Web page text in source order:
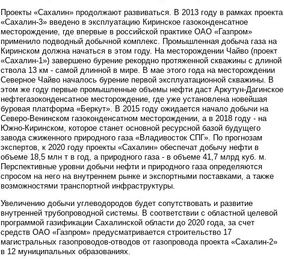
Проекты «Сахалин» продолжают развиваться. В 2013 году в рамках проекта
«Сахалин-3» введено в эксплуатацию Киринское газоконденсатное
месторождение, где впервые в российской практике ОАО «Газпром»
применило подводный добычной комплекс. Промышленная добыча газа на
Киринском должна начаться в этом году. На месторождении Чайво (проект
«Сахалин-1») завершено бурение рекордно протяженной скважины с длиной
ствола 13 км - самой длинной в мире. В мае этого года на месторождении
Северное Чайво началось бурение первой эксплуатационной скважины. В
этом же году первые промышленные объемы нефти даст Аркутун-Дагинское
нефтегазоконденсатное месторождение, где уже установлена новейшая
буровая платформа «Беркут». В 2015 году ожидается начало добычи на
Северо-Венинском газоконденсатном месторождении, а в 2018 году - на
Южно-Киринском, которое станет основной ресурсной базой будущего
завода сжиженного природного газа «Владивосток СПГ». По прогнозам
экспертов, к 2020 году проекты «Сахалин» обеспечат добычу нефти в
объеме 18,5 млн т в год, а природного газа - в объеме 41,7 млрд куб. м.
Перспективные уровни добычи нефти и природного газа определяются
спросом на него на внутреннем рынке и экспортными поставками, а также
возможностями транспортной инфраструктуры.
Увеличению добычи углеводородов будет сопутствовать и развитие
внутренней трубопроводной системы. В соответствии с областной целевой
программой газификации Сахалинской области до 2020 года, за счет
средств ОАО «Газпром» предусматривается строительство 17
магистральных газопроводов-отводов от газопровода проекта «Сахалин-2»
в 12 муниципальных образованиях.